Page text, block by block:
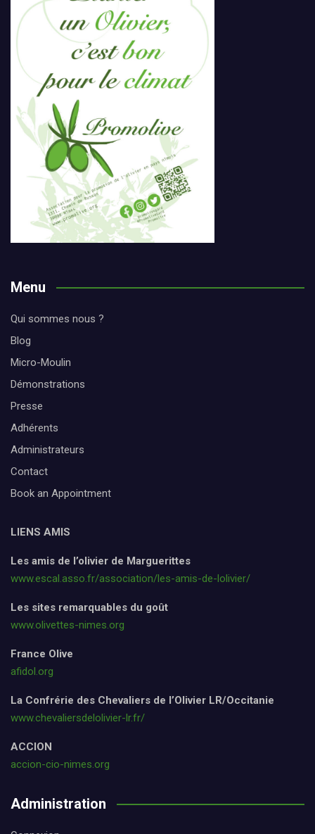
Menu
Qui sommes nous ?
Blog
Micro-Moulin
Démonstrations
Presse
Adhérents
Administrateurs
Contact
Book an Appointment
LIENS AMIS
Les amis de l’olivier de Marguerittes
www.escal.asso.fr/association/les-amis-de-lolivier/
Les sites remarquables du goût
www.olivettes-nimes.org
France Olive
afidol.org
La Confrérie des Chevaliers de l’Olivier LR/Occitanie
www.chevaliersdelolivier-lr.fr/
ACCION
accion-cio-nimes.org
Administration